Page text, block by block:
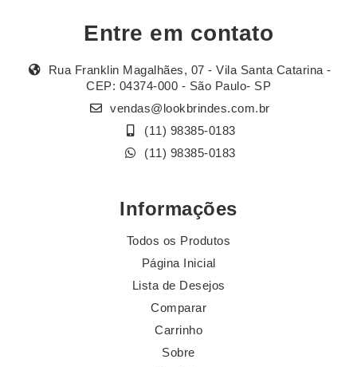
Entre em contato
Rua Franklin Magalhães, 07 - Vila Santa Catarina -
CEP: 04374-000 - São Paulo- SP
vendas@lookbrindes.com.br
(11) 98385-0183
(11) 98385-0183
Informações
Todos os Produtos
Página Inicial
Lista de Desejos
Comparar
Carrinho
Sobre